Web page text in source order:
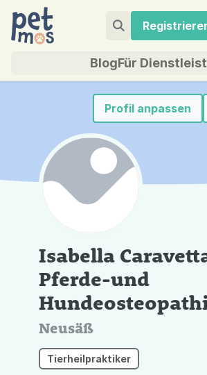
BlogFür
Profil anpassen
Isabella
Pferde-und
Neusäß
Tierheilpraktiker